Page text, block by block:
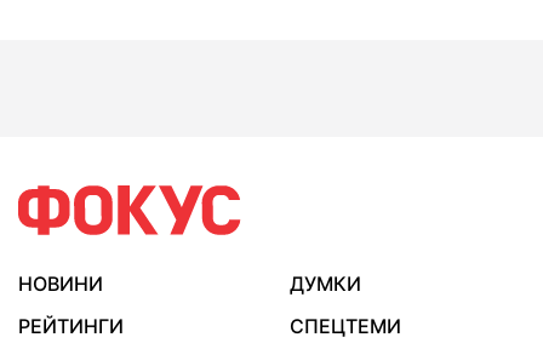
НОВИНИ
ДУМКИ
РЕЙТИНГИ
СПЕЦТЕМИ